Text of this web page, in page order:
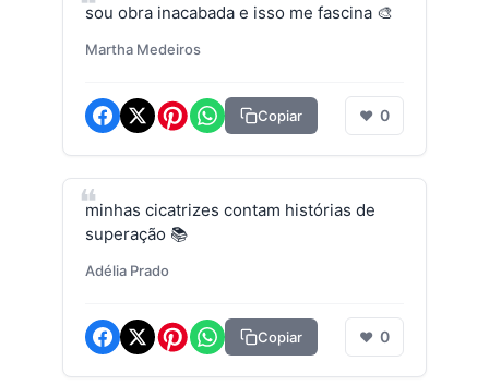
sou obra inacabada e isso me fascina 🎨
Martha Medeiros
Copiar ❤ 0
minhas cicatrizes contam histórias de
superação 📚
Adélia Prado
Copiar ❤ 0